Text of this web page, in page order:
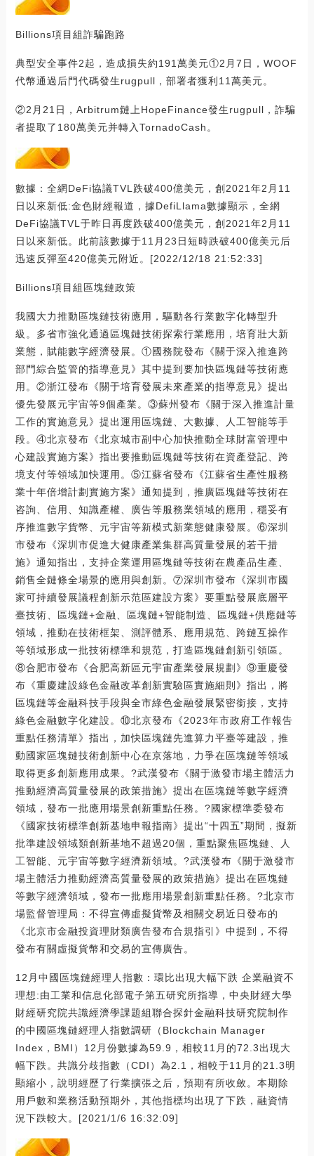
Billions項目組詐騙跑路
典型安全事件2起，造成損失約191萬美元①2月7日，WOOF
代幣通過后門代碼發生rugpull，部署者獲利11萬美元。
②2月21日，Arbitrum鏈上HopeFinance發生rugpull，詐騙
者提取了180萬美元并轉入TornadoCash。
數據：全網DeFi協議TVL跌破400億美元，創2021年2月11
日以來新低:金色財經報道，據DefiLlama數據顯示，全網
DeFi協議TVL于昨日再度跌破400億美元，創2021年2月11
日以來新低。此前該數據于11月23日短時跌破400億美元后
迅速反彈至420億美元附近。[2022/12/18 21:52:33]
Billions項目組區塊鏈政策
我國大力推動區塊鏈技術應用，驅動各行業數字化轉型升
級。多省市強化通過區塊鏈技術探索行業應用，培育壯大新
業態，賦能數字經濟發展。①國務院發布《關于深入推進跨
部門綜合監管的指導意見》其中提到要加快區塊鏈等技術應
用。②浙江發布《關于培育發展未來產業的指導意見》提出
優先發展元宇宙等9個產業。③蘇州發布《關于深入推進計量
工作的實施意見》提出運用區塊鏈、大數據、人工智能等手
段。④北京發布《北京城市副中心加快推動全球財富管理中
心建設實施方案》指出要推動區塊鏈等技術在資產登記、跨
境支付等領域加快運用。⑤江蘇省發布《江蘇省生產性服務
業十年倍增計劃實施方案》通知提到，推廣區塊鏈等技術在
咨詢、信用、知識產權、廣告等服務業領域的應用，穩妥有
序推進數字貨幣、元宇宙等新模式新業態健康發展。⑥深圳
市發布《深圳市促進大健康產業集群高質量發展的若干措
施》通知指出，支持企業運用區塊鏈等技術在農產品生產、
銷售全鏈條全場景的應用與創新。⑦深圳市發布《深圳市國
家可持續發展議程創新示范區建設方案》要重點發展底層平
臺技術、區塊鏈+金融、區塊鏈+智能制造、區塊鏈+供應鏈等
領域，推動在技術框架、測評體系、應用規范、跨鏈互操作
等領域形成一批技術標準和規范，打造區塊鏈創新引領區。
⑧合肥市發布《合肥高新區元宇宙產業發展規劃》⑨重慶發
布《重慶建設綠色金融改革創新實驗區實施細則》指出，將
區塊鏈等金融科技手段與全市綠色金融發展緊密銜接，支持
綠色金融數字化建設。⑩北京發布《2023年市政府工作報告
重點任務清單》指出，加快區塊鏈先進算力平臺等建設，推
動國家區塊鏈技術創新中心在京落地，力爭在區塊鏈等領域
取得更多創新應用成果。?武漢發布《關于激發市場主體活力
推動經濟高質量發展的政策措施》提出在區塊鏈等數字經濟
領域，發布一批應用場景創新重點任務。?國家標準委發布
《國家技術標準創新基地申報指南》提出“十四五”期間，擬新
批準建設領域類創新基地不超過20個，重點聚焦區塊鏈、人
工智能、元宇宙等數字經濟新領域。?武漢發布《關于激發市
場主體活力推動經濟高質量發展的政策措施》提出在區塊鏈
等數字經濟領域，發布一批應用場景創新重點任務。?北京市
場監督管理局：不得宣傳虛擬貨幣及相關交易近日發布的
《北京市金融投資理財類廣告發布合規指引》中提到，不得
發布有關虛擬貨幣和交易的宣傳廣告。
12月中國區塊鏈經理人指數：環比出現大幅下跌 企業融資不
理想:由工業和信息化部電子第五研究所指導，中央財經大學
財經研究院共識經濟學課題組聯合探針金融科技研究院制作
的中國區塊鏈經理人指數調研（Blockchain Manager
Index，BMI）12月份數據為59.9，相較11月的72.3出現大
幅下跌。共識分歧指數（CDI）為2.1，相較于11月的21.3明
顯縮小，說明經歷了行業擴張之后，預期有所收斂。本期除
用戶數和業務活動預期外，其他指標均出現了下跌，融資情
況下跌較大。[2021/1/6 16:32:09]